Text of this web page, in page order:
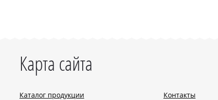
Карта сайта
Каталог продукции Контакты